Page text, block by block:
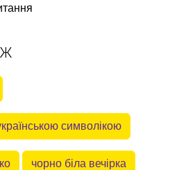
символікою
чорно біла вечірка